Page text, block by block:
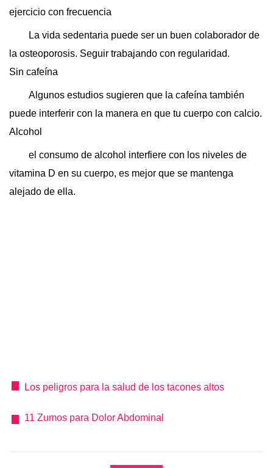
ejercicio con frecuencia
La vida sedentaria puede ser un buen colaborador de
la osteoporosis. Seguir trabajando con regularidad.
Sin cafeína
Algunos estudios sugieren que la cafeína también
puede interferir con la manera en que tu cuerpo con calcio.
Alcohol
el consumo de alcohol interfiere con los niveles de
vitamina D en su cuerpo, es mejor que se mantenga
alejado de ella.
Los peligros para la salud de los tacones altos
11 Zumos para Dolor Abdominal